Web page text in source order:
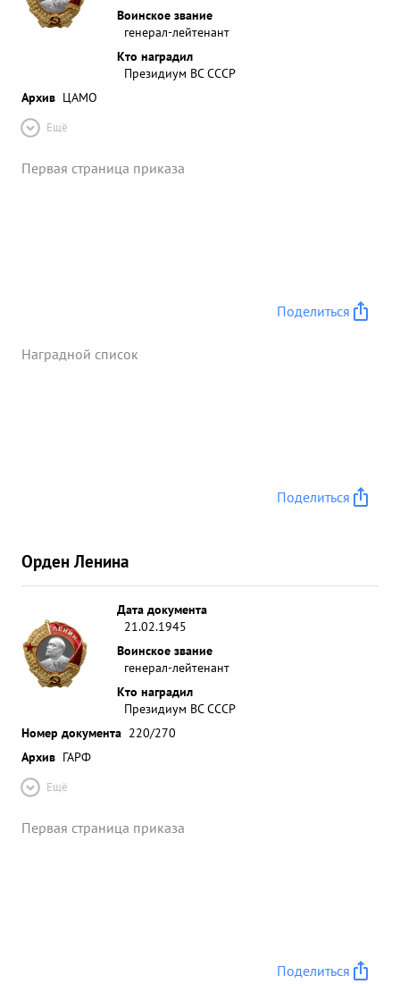
Воинское звание
генерал-лейтенант
Кто наградил
Президиум ВС СССР
Архив ЦАМО
Ещё
Первая страница приказа
Поделиться
Наградной список
Поделиться
Орден Ленина
Дата документа
21.02.1945
Воинское звание
генерал-лейтенант
Кто наградил
Президиум ВС СССР
Номер документа 220/270
Архив ГАРФ
Ещё
Первая страница приказа
Поделиться